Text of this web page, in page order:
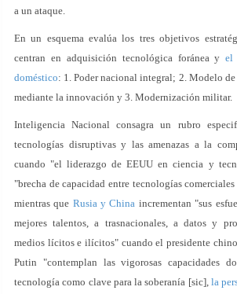
a un ataque.
En un esquema evalúa los tres objetivos
centran en adquisición tecnológica foránea yel
doméstico: 1. Poder nacional integral; 2. Modelo
mediante la innovación y 3. Modernización militar.
Inteligencia Nacional consagra un rubro
tecnologías disruptivas y las amenazas a la
cuando "el liderazgo de EEUU en ciencia y
"brecha de capacidad entre tecnologías
mientras que Rusia y China incrementan "sus
mejores talentos, a trasnacionales, a datos y
medios lícitos e ilícitos" cuando el presidente
Putin "contemplan las vigorosas capacidades
tecnología como clave para la soberanía [sic], la